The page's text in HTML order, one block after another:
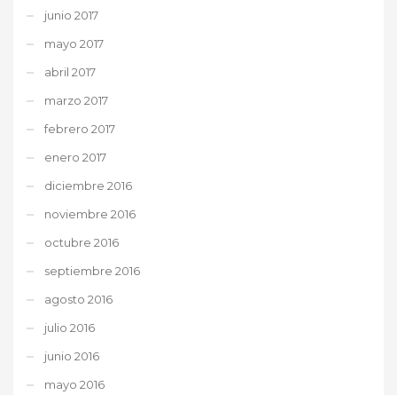
junio 2017
mayo 2017
abril 2017
marzo 2017
febrero 2017
enero 2017
diciembre 2016
noviembre 2016
octubre 2016
septiembre 2016
agosto 2016
julio 2016
junio 2016
mayo 2016